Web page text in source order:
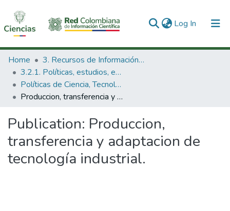
Log In (current)
Communities & Collections
All of DSpace
Statistics
Home
3. Recursos de Información Científica y Tecnológica
3.2.1. Políticas, estudios, evaluaciones e indicadores de CTeI
Políticas de Ciencia, Tecnología e Innovación
Produccion, transferencia y adaptacion de tecnología industrial.
Publication: Produccion,
transferencia y adaptacion de
tecnología industrial.